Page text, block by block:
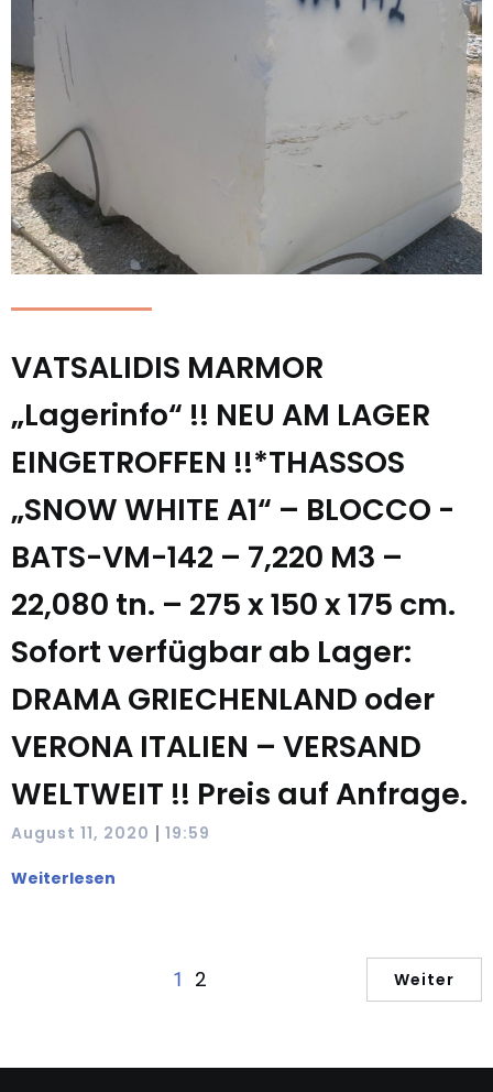
VATSALIDIS MARMOR
„Lagerinfo“ !! NEU AM LAGER
EINGETROFFEN !!*THASSOS
„SNOW WHITE A1“ – BLOCCO -
BATS-VM-142 – 7,220 M3 –
22,080 tn. – 275 x 150 x 175 cm.
Sofort verfügbar ab Lager:
DRAMA GRIECHENLAND oder
VERONA ITALIEN – VERSAND
WELTWEIT !! Preis auf Anfrage.
August 11, 2020 | 19:59
Weiterlesen
1 2 Weiter